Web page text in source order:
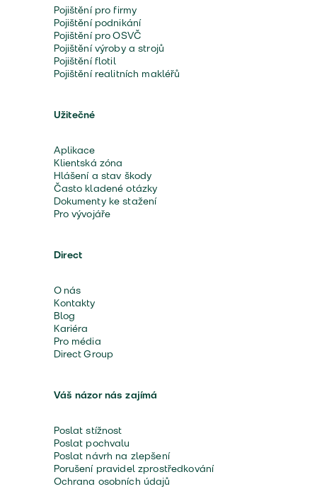
Pojištění pro firmy
Pojištění podnikání
Pojištění pro OSVČ
Pojištění výroby a strojů
Pojištění flotil
Pojištění realitních makléřů
Užitečné
Aplikace
Klientská zóna
Hlášení a stav škody
Často kladené otázky
Dokumenty ke stažení
Pro vývojáře
Direct
O nás
Kontakty
Blog
Kariéra
Pro média
Direct Group
Váš názor nás zajímá
Poslat stížnost
Poslat pochvalu
Poslat návrh na zlepšení
Porušení pravidel zprostředkování
Ochrana osobních údajů